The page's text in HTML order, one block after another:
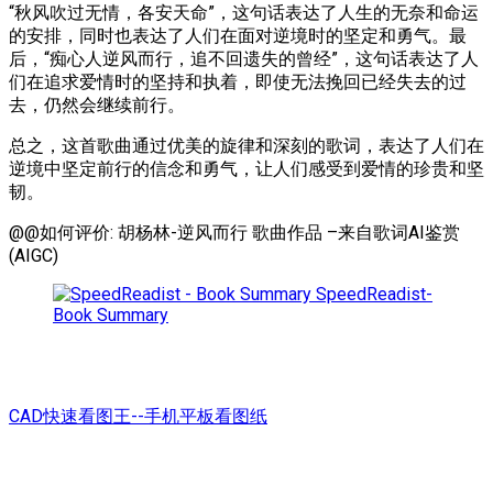
“秋风吹过无情，各安天命”，这句话表达了人生的无奈和命运
的安排，同时也表达了人们在面对逆境时的坚定和勇气。最
后，“痴心人逆风而行，追不回遗失的曾经”，这句话表达了人
们在追求爱情时的坚持和执着，即使无法挽回已经失去的过
去，仍然会继续前行。
总之，这首歌曲通过优美的旋律和深刻的歌词，表达了人们在
逆境中坚定前行的信念和勇气，让人们感受到爱情的珍贵和坚
韧。
@@如何评价: 胡杨林-逆风而行 歌曲作品 –来自歌词AI鉴赏
(AIGC)
SpeedReadist-
Book Summary
CAD快速看图王--手机平板看图纸